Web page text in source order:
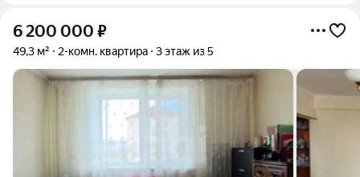
6 200 000 ₽
49,3 м² 2-комн. квартира 3 этаж из 5